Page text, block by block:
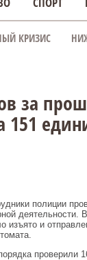
КРИЗИС
за
полиции
деятельности.
изъято и
проверили